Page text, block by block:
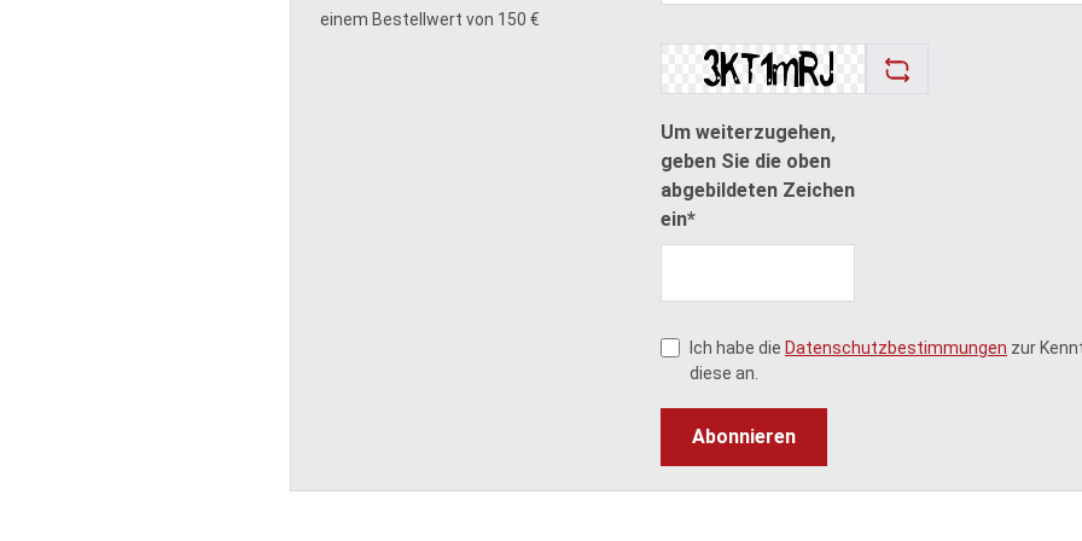
einem Bestellwert von 150 €
Um weiterzugehen,
geben Sie die oben
abgebildeten Zeichen
ein*
Ich habe die Datenschutzbestimmungen zur
diese an.
Abonnieren